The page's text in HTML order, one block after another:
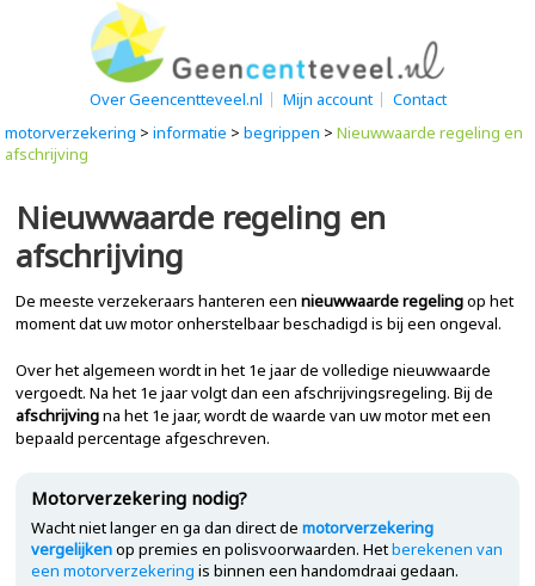
Over Geencentteveel.nl Mijn account
Contact
motorverzekering >informatie >begrippen >Nieuwwaarde regeling en
afschrijving
Nieuwwaarde regeling en
afschrijving
De meeste verzekeraars hanteren een nieuwwaarde regelingop het
moment dat uw motor onherstelbaar beschadigd is bij een ongeval.
Over het algemeen wordt in het 1e jaar de volledige nieuwwaarde
vergoedt. Na het 1e jaar volgt dan een afschrijvingsregeling. Bij de
afschrijvingna het 1e jaar, wordt de waarde van uw motor met een
bepaald percentage afgeschreven.
Motorverzekering nodig?
Wacht niet langer en ga dan direct de motorverzekering
vergelijkenop premies en polisvoorwaarden. Hetberekenen van
een motorverzekering is binnen een handomdraai gedaan.